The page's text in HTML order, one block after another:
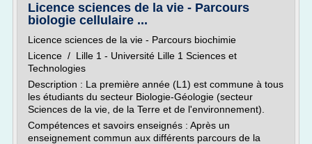
Licence sciences de la vie - Parcours
biologie cellulaire ...
Licence sciences de la vie - Parcours biochimie
Licence / Lille 1 - Université Lille 1 Sciences et
Technologies
Description : La première année (L1) est commune à tous
les étudiants du secteur Biologie-Géologie (secteur
Sciences de la vie, de la Terre et de l'environnement).
Compétences et savoirs enseignés : Après un
enseignement commun aux différents parcours de la